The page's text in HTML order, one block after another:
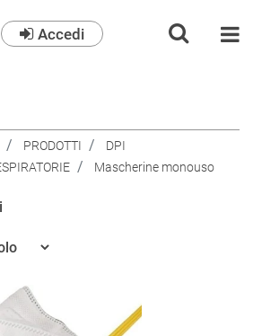
Accedi
PRODOTTI
DPI
Mascherine monouso